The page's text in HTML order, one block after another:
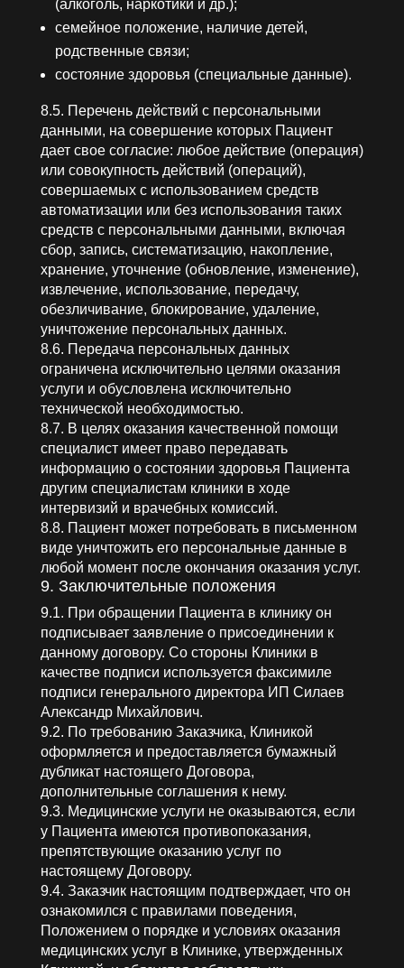
(алкоголь, наркотики и др.);
семейное положение, наличие детей,
родственные связи;
состояние здоровья (специальные данные).
8.5. Перечень действий с персональными
данными, на совершение которых Пациент
дает свое согласие: любое действие (операция)
или совокупность действий (операций),
совершаемых с использованием средств
автоматизации или без использования таких
средств с персональными данными, включая
сбор, запись, систематизацию, накопление,
хранение, уточнение (обновление, изменение),
извлечение, использование, передачу,
обезличивание, блокирование, удаление,
уничтожение персональных данных.
8.6. Передача персональных данных
ограничена исключительно целями оказания
услуги и обусловлена исключительно
технической необходимостью.
8.7. В целях оказания качественной помощи
специалист имеет право передавать
информацию о состоянии здоровья Пациента
другим специалистам клиники в ходе
интервизий и врачебных комиссий.
8.8. Пациент может потребовать в письменном
виде уничтожить его персональные данные в
любой момент после окончания оказания услуг.
9. Заключительные положения
9.1. При обращении Пациента в клинику он
подписывает заявление о присоединении к
данному договору. Со стороны Клиники в
качестве подписи используется факсимиле
подписи генерального директора ИП Силаев
Александр Михайлович.
9.2. По требованию Заказчика, Клиникой
оформляется и предоставляется бумажный
дубликат настоящего Договора,
дополнительные соглашения к нему.
9.3. Медицинские услуги не оказываются, если
у Пациента имеются противопоказания,
препятствующие оказанию услуг по
настоящему Договору.
9.4. Заказчик настоящим подтверждает, что он
ознакомился с правилами поведения,
Положением о порядке и условиях оказания
медицинских услуг в Клинике, утвержденных